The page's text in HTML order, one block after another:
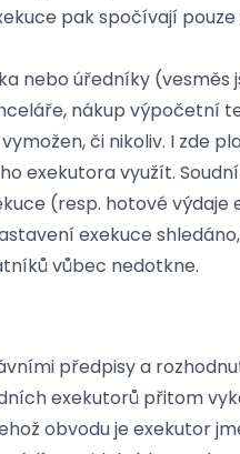
pak spočívají
nebo úředníky (vesměs
nákup výpočetní
či nikoliv. I zde
exekutora využít.
(resp. hotové výdaje
exekuce
vůbec nedotkne.
předpisy a
exekutorů přitom
obvodu je exekutor